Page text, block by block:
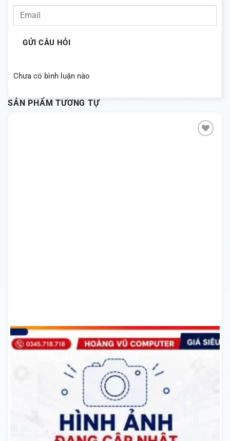
GỬI CÂU HỎI
Chưa có bình luận nào
SẢN PHẨM TƯƠNG TỰ